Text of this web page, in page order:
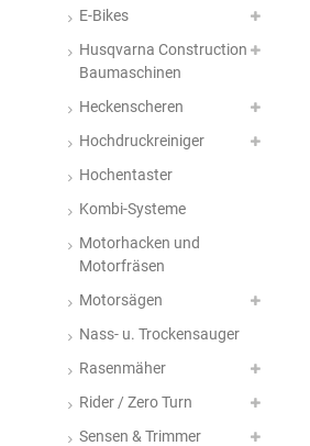
E-Bikes
Husqvarna Construction
Baumaschinen
Heckenscheren
Hochdruckreiniger
Hochentaster
Kombi-Systeme
Motorhacken und
Motorfräsen
Motorsägen
Nass- u. Trockensauger
Rasenmäher
Rider / Zero Turn
Sensen & Trimmer